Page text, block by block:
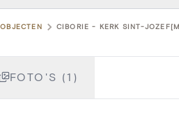
OBJECTEN CIBORIE - KERK SINT-
FOTO'S (1)